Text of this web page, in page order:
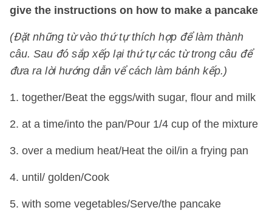
give the instructions on how to make a pancake
(Đặt những từ vào thứ tự thích hợp để làm thành
câu. Sau đó sắp xếp lại thứ tự các từ trong câu để
đưa ra lời hướng dẫn vể cách làm bánh kếp.)
1. together/Beat the eggs/with sugar, flour and milk
2. at a time/into the pan/Pour 1/4 cup of the mixture
3. over a medium heat/Heat the oil/in a frying pan
4. until/ golden/Cook
5. with some vegetables/Serve/the pancake